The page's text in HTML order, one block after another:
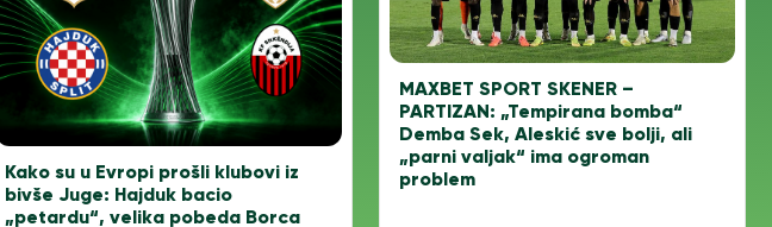
Kako su u Evropi prošli klubovi iz
bivše Juge: Hajduk bacio
„petardu“, velika pobeda Borca
MAXBET SPORT SKENER –
PARTIZAN: „Tempirana bomba“
Demba Sek, Aleskić sve bolji, ali
„parni valjak“ ima ogroman
problem